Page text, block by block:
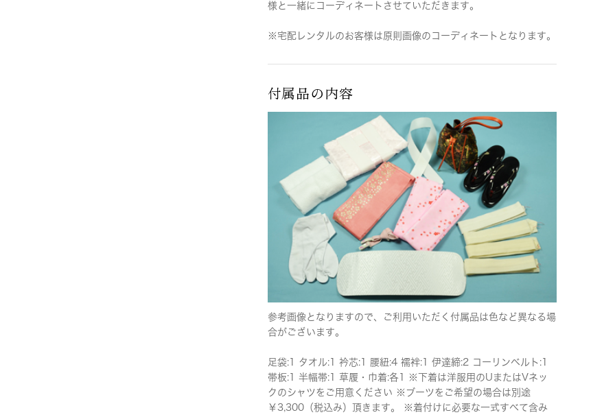
様と一緒にコーディネートさせていただきます。
※宅配レンタルのお客様は原則画像のコーディネートとなります。
付属品の内容
参考画像となりますので、ご利用いただく付属品は色など異なる場
合がございます。
足袋:1 タオル:1 衿芯:1 腰紐:4 襦袢:1 伊達締:2 コーリンベルト:1
帯板:1 半幅帯:1 草履・巾着:各1 ※下着は洋服用のUまたはVネッ
クのシャツをご用意ください ※ブーツをご希望の場合は別途
￥3,300（税込み）頂きます。 ※着付けに必要な一式すべて含み